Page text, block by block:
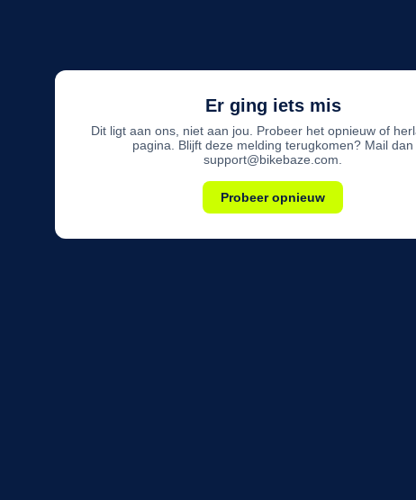
Er ging iets mis
Dit ligt aan ons, niet aan jou. Probeer het opnieuw of
pagina. Blijft deze melding terugkomen? Mail dan
support@bikebaze.com.
Probeer opnieuw